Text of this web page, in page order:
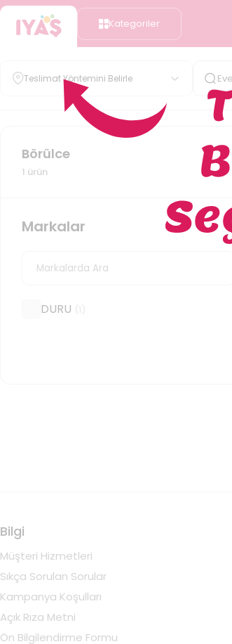
Kategoriler
Teslimat Yöntemini Belirle
Börülce
1 ürün
Markalar
DURU (1 )
Bilgi
Müşteri Hizmetleri
Sıkça Sorulan Sorular
Kampanya Koşulları
Açık Rıza Metni
Ön Bilgilendirme Formu